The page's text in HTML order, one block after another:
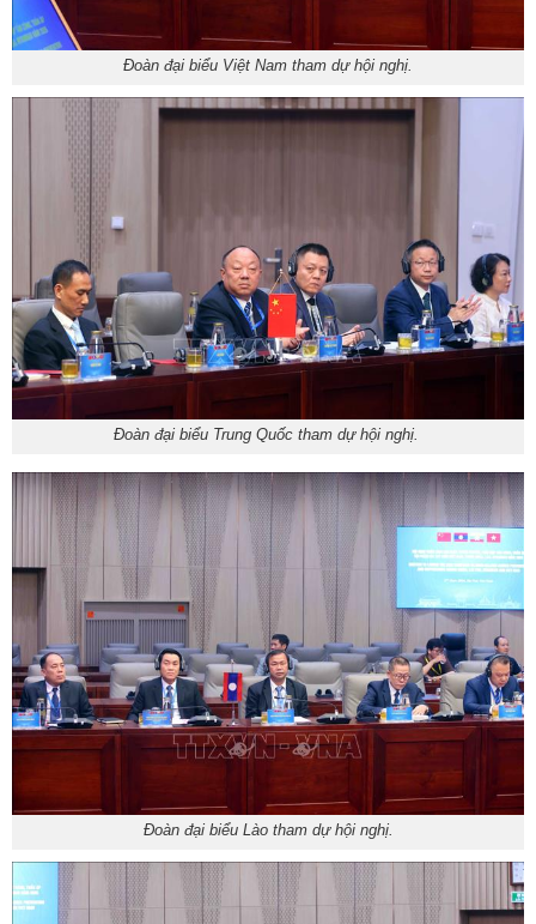
Đoàn đại biểu Việt Nam tham dự hội nghị.
Đoàn đại biểu Trung Quốc tham dự hội nghị.
Đoàn đại biểu Lào tham dự hội nghị.